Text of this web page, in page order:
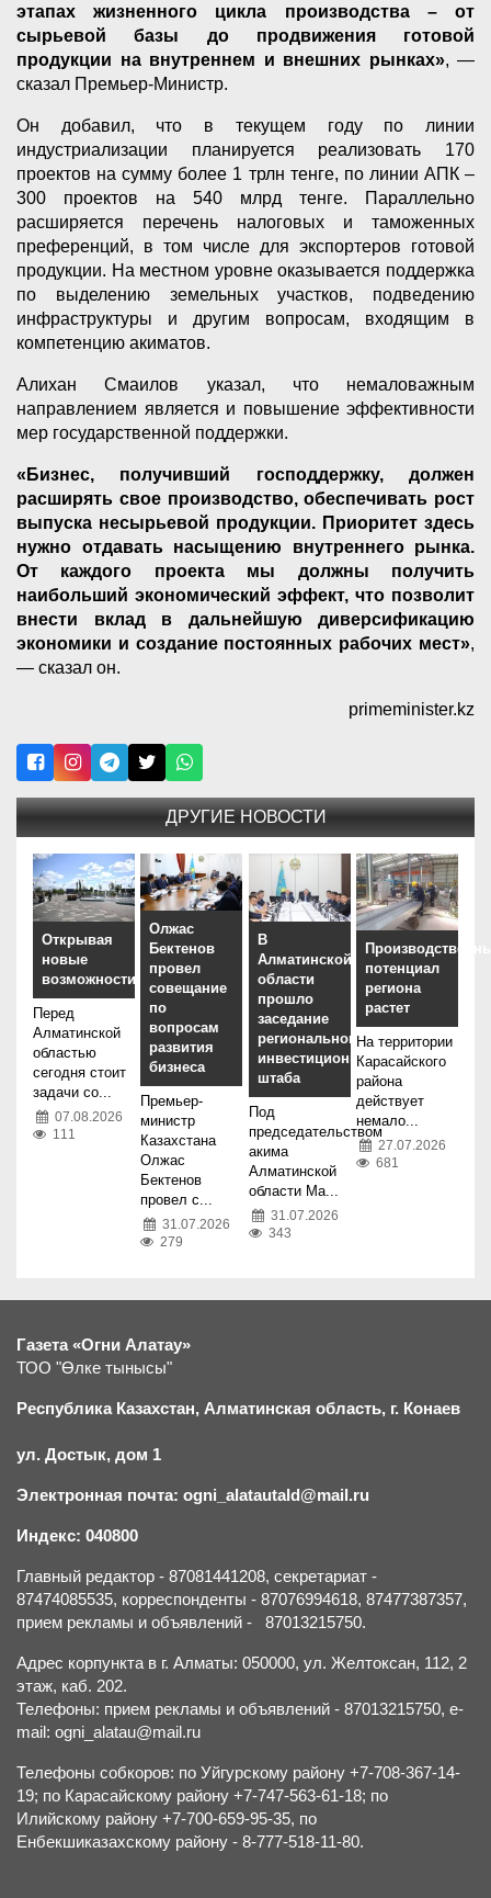
этапах жизненного цикла производства – от
сырьевой базы до продвижения готовой
продукции на внутреннем и внешних рынках», —
сказал Премьер-Министр.
Он добавил, что в текущем году по линии
индустриализации планируется реализовать 170
проектов на сумму более 1 трлн тенге, по линии АПК –
300 проектов на 540 млрд тенге. Параллельно
расширяется перечень налоговых и таможенных
преференций, в том числе для экспортеров готовой
продукции. На местном уровне оказывается поддержка
по выделению земельных участков, подведению
инфраструктуры и другим вопросам, входящим в
компетенцию акиматов.
Алихан Смаилов указал, что немаловажным
направлением является и повышение эффективности
мер государственной поддержки.
«Бизнес, получивший господдержку, должен
расширять свое производство, обеспечивать рост
выпуска несырьевой продукции. Приоритет здесь
нужно отдавать насыщению внутреннего рынка.
От каждого проекта мы должны получить
наибольший экономический эффект, что позволит
внести вклад в дальнейшую диверсификацию
экономики и создание постоянных рабочих мест»,
— сказал он.
primeminister.kz
ДРУГИЕ НОВОСТИ
Открывая
новые
возможности
Перед
Алматинской
областью
сегодня стоит
задачи со...
07.08.2026
111
Олжас
Бектенов
провел
совещание
по
вопросам
развития
бизнеса
Премьер-
министр
Казахстана
Олжас
Бектенов
провел с...
31.07.2026
279
В
Алматинской
области
прошло
заседание
регионального
инвестиционного
штаба
Под
председательством
акима
Алматинской
области Ма...
31.07.2026
343
потенциал
региона
растет
На территории
Карасайского
района
действует
немало...
27.07.2026
681
Газета «Огни Алатау»
ТОО "Өлке тынысы"
Республика Казахстан, Алматинская область, г. Конаев
ул. Достык, дом 1
Электронная почта: ogni_alatautald@mail.ru
Индекс: 040800
Главный редактор - 87081441208, секретариат -
87474085535, корреспонденты - 87076994618, 87477387357,
прием рекламы и объявлений - 87013215750.
Адрес корпункта в г. Алматы: 050000, ул. Желтоксан, 112, 2
этаж, каб. 202.
Телефоны: прием рекламы и объявлений - 87013215750, e-
mail: ogni_alatau@mail.ru
Телефоны собкоров: по Уйгурскому району +7-708-367-14-
19; по Карасайскому району +7-747-563-61-18; по
Илийскому району +7-700-659-95-35, по
Енбекшиказахскому району - 8-777-518-11-80.